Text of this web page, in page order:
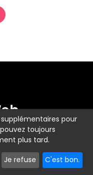
pour
toujours
plus tard.
Je refuse C'est bon.